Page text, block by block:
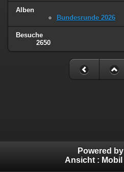
Alben
Bundesrunde 2026
Besuche
2650
Powered by
Ansicht : Mobil